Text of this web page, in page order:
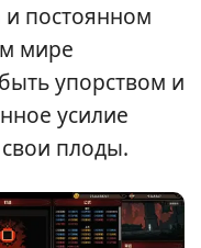
и постоянном
мире
упорством и
усилие
плоды.